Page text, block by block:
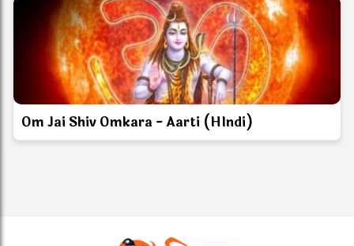
Om Jai Shiv Omkara - Aarti (HIndi)